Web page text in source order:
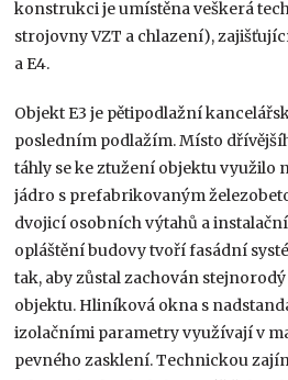
konstrukci je umístěna veškerá
strojovny VZT a chlazení),
a E4.
Objekt E3 je pětipodlažní
posledním podlažím. Místo
táhly se ke ztužení objektu využilo
jádro s prefabrikovaným
dvojicí osobních výtahů a
opláštění budovy tvoří fasádní
tak, aby zůstal zachován
objektu. Hliníková okna s
izolačními parametry využívají v
pevného zasklení. Technickou